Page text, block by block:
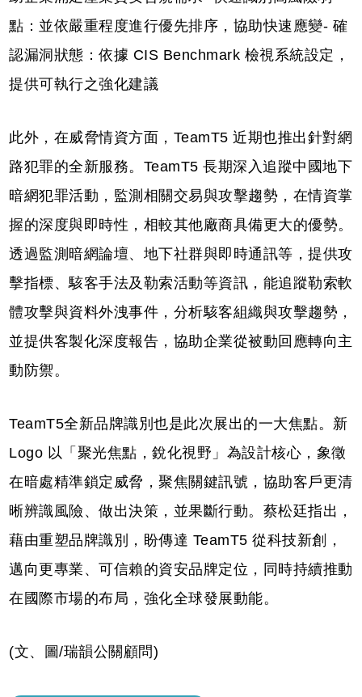
點：並依嚴重程度進行優先排序，協助快速應變- 確
認漏洞狀態：依據 CIS Benchmark 檢視系統設定，
提供可執行之強化建議
此外，在威脅情資方面，TeamT5 近期也推出針對網
路犯罪的全新服務。TeamT5 長期深入追蹤中國地下
暗網犯罪活動，監測相關交易與攻擊趨勢，在情資掌
握的深度與即時性，相較其他廠商具備更大的優勢。
透過監測暗網論壇、地下社群與即時通訊等，提供攻
擊指標、駭客手法及勒索活動等資訊，能追蹤勒索軟
體攻擊與資料外洩事件，分析駭客組織與攻擊趨勢，
並提供客製化深度報告，協助企業從被動回應轉向主
動防禦。
TeamT5全新品牌識別也是此次展出的一大焦點。新
Logo 以「聚光焦點，銳化視野」為設計核心，象徵
在暗處精準鎖定威脅，聚焦關鍵訊號，協助客戶更清
晰辨識風險、做出決策，並果斷行動。蔡松廷指出，
藉由重塑品牌識別，盼傳達 TeamT5 從科技新創，
邁向更專業、可信賴的資安品牌定位，同時持續推動
在國際市場的布局，強化全球發展動能。
(文、圖/瑞韻公關顧問)